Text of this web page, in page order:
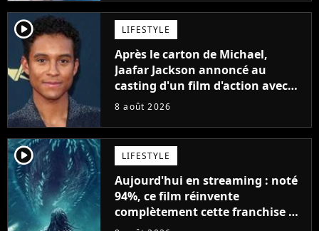
player2 LIFESTYLE
Après le carton de Michael,
Jaafar Jackson annoncé au
casting d'un film d'action avec
Will Smith
8 août 2026
player2 LIFESTYLE
Aujourd'hui en streaming : noté
94%, ce film réinvente
complètement cette franchise de
science-fiction vieille de 40 ans